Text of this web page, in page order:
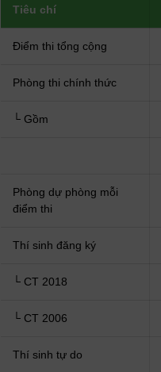
Tiêu chí
Điểm thi tổng cộng
Phòng thi chính thức
└ Gồm
Phòng dự phòng mỗi
điểm thi
Thí sinh đăng ký
└ CT 2018
└ CT 2006
Thí sinh tự do